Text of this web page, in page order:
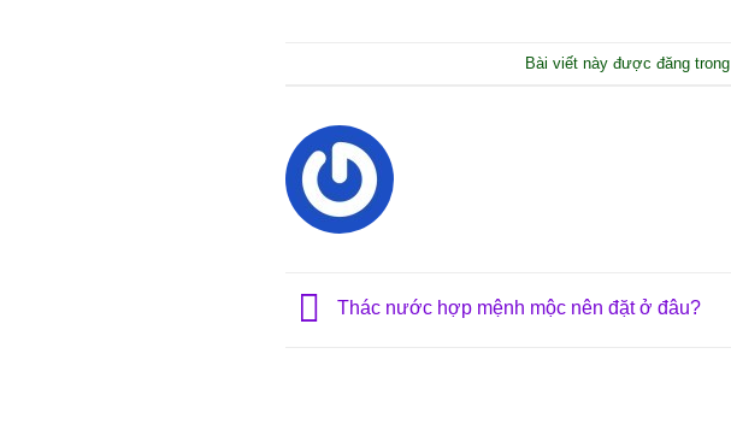
Bài viết này được đăng trong
Thác nước hợp mệnh mộc nên đặt ở đâu?